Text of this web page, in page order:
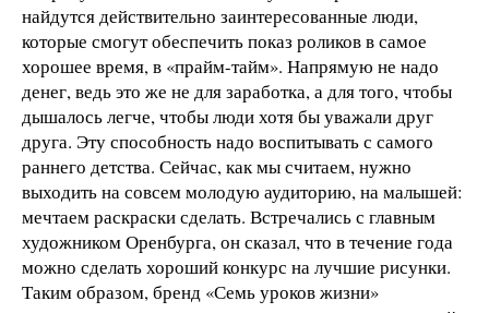
найдутся действительно заинтересованные люди,
которые смогут обеспечить показ роликов в самое
хорошее время, в «прайм-тайм». Напрямую не надо
денег, ведь это же не для заработка, а для того, чтобы
дышалось легче, чтобы люди хотя бы уважали друг
друга. Эту способность надо воспитывать с самого
раннего детства. Сейчас, как мы считаем, нужно
выходить на совсем молодую аудиторию, на малышей:
мечтаем раскраски сделать. Встречались с главным
художником Оренбурга, он сказал, что в течение года
можно сделать хороший конкурс на лучшие рисунки.
Таким образом, бренд «Семь уроков жизни»